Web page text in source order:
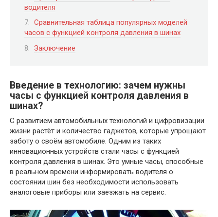
водителя
Сравнительная таблица популярных моделей
часов с функцией контроля давления в шинах
Заключение
Введение в технологию: зачем нужны
часы с функцией контроля давления в
шинах?
С развитием автомобильных технологий и цифровизации
жизни растёт и количество гаджетов, которые упрощают
заботу о своём автомобиле. Одним из таких
инновационных устройств стали часы с функцией
контроля давления в шинах. Это умные часы, способные
в реальном времени информировать водителя о
состоянии шин без необходимости использовать
аналоговые приборы или заезжать на сервис.